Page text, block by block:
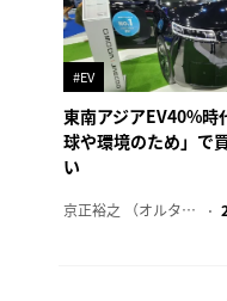
#EV
東南アジアEV40%
球や環境のため」で
い
京正裕之 （オルタナ副編集長）